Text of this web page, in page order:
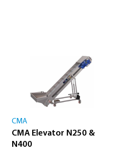
CMA
CMA Elevator N250 &
N400